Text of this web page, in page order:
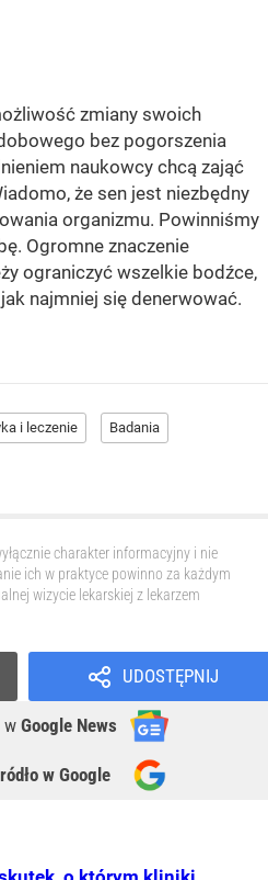
zmiany swoich
bez pogorszenia
naukowcy chcą zająć
że sen jest niezbędny
organizmu. Powinniśmy
Ogromne znaczenie
ograniczyć wszelkie bodźce,
najmniej się denerwować.
i leczenie Badania
charakter informacyjny i nie
ich w praktyce powinno za każdym
wizycie lekarskiej z lekarzem
UDOSTĘPNIJ
w Google News
w Google